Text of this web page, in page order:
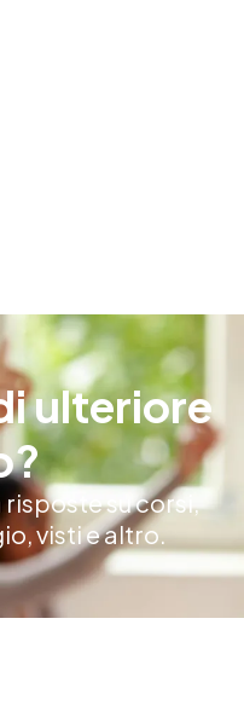
ulteriore
su corsi,
visti e altro.